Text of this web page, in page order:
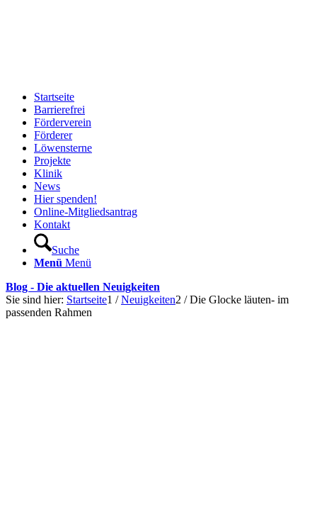
Startseite
Barrierefrei
Förderverein
Förderer
Löwensterne
Projekte
Klinik
News
Hier spenden!
Online-Mitgliedsantrag
Kontakt
Suche
Menü Menü
Blog - Die aktuellen Neuigkeiten
Sie sind hier: Startseite1 / Neuigkeiten2 / Die Glocke läuten- im
passenden Rahmen